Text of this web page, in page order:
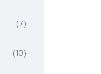
(7)
(10)